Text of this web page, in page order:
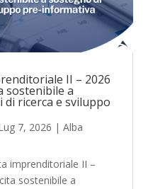
II – 2026
sostenibile a
ricerca e sviluppo
7, 2026 | Alba
imprenditoriale II –
sostenibile a